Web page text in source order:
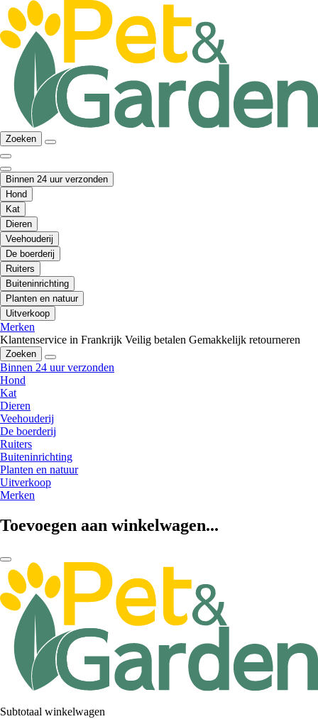
Zoeken
Binnen 24 uur verzonden
Hond
Kat
Dieren
Veehouderij
De boerderij
Ruiters
Buiteninrichting
Planten en natuur
Uitverkoop
Merken
Klantenservice in Frankrijk Veilig betalen Gemakkelijk retourneren
Zoeken
Binnen 24 uur verzonden
Hond
Kat
Dieren
Veehouderij
De boerderij
Ruiters
Buiteninrichting
Planten en natuur
Uitverkoop
Merken
Toevoegen aan winkelwagen...
Subtotaal winkelwagen